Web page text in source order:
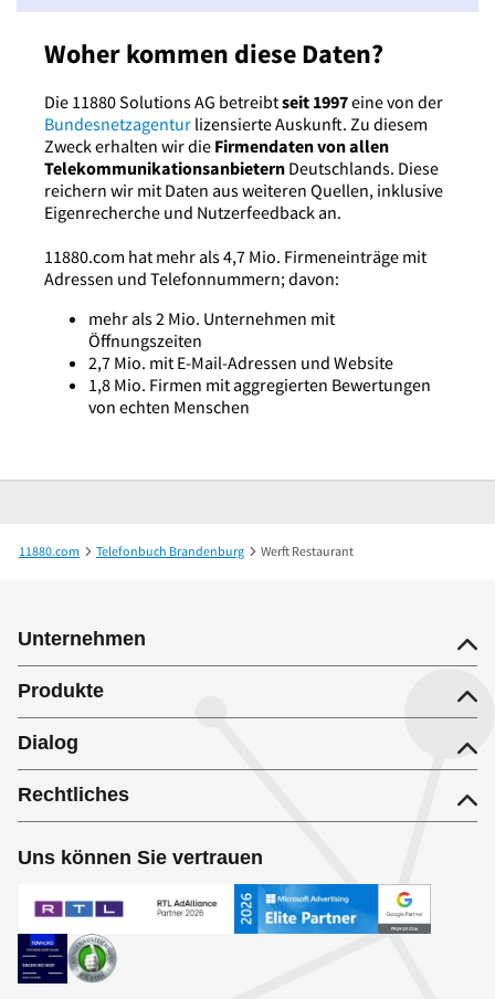
Woher kommen diese Daten?
Die 11880 Solutions AG betreibtseit 1997eine von der
Bundesnetzagentur lizensierte Auskunft. Zu diesem
Zweck erhalten wir die Firmendaten von allen
Telekommunikationsanbietern Deutschlands. Diese
reichern wir mit Daten aus weiteren Quellen, inklusive
Eigenrecherche und Nutzerfeedback an.
11880.com hat mehr als 4,7 Mio. Firmeneinträge mit
Adressen und Telefonnummern; davon:
mehr als 2 Mio. Unternehmen mit
Öffnungszeiten
2,7 Mio. mit E-Mail-Adressen und Website
1,8 Mio. Firmen mit aggregierten Bewertungen
von echten Menschen
11880.com Telefonbuch Brandenburg Werft Restaurant
Unternehmen
Produkte
Dialog
Rechtliches
Uns können Sie vertrauen